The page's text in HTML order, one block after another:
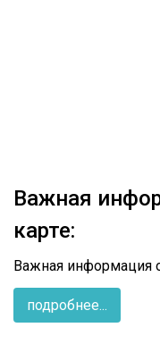
Важная
карте:
Важная информация
подробнее...